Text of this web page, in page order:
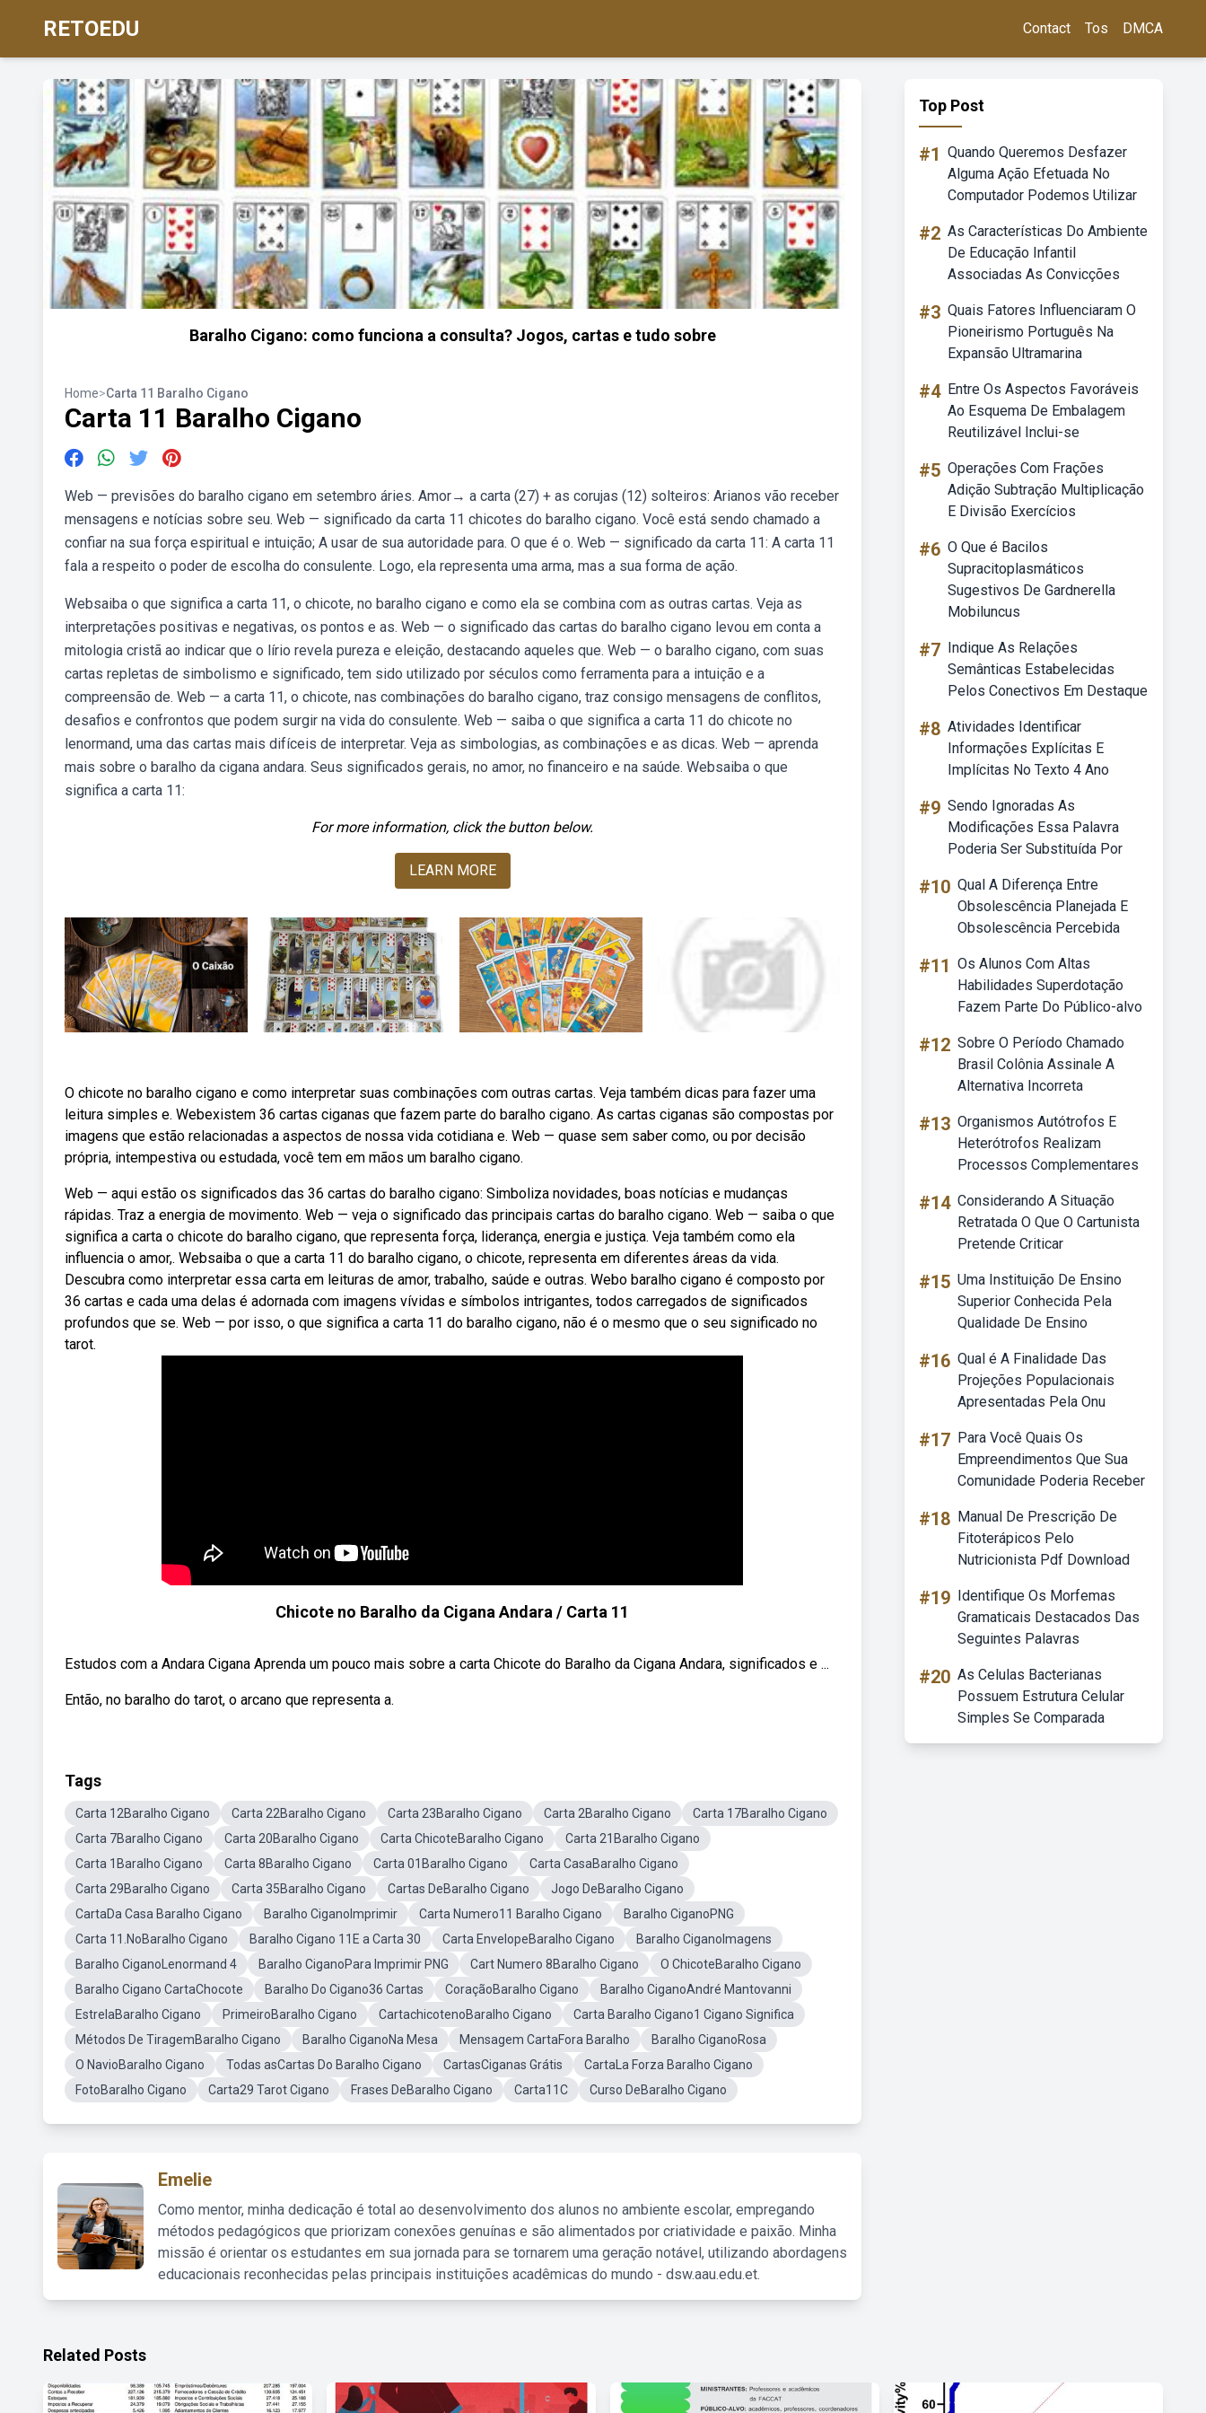
RETOEDU Contact Tos DMCA
Baralho Cigano: como funciona a consulta? Jogos, cartas e tudo sobre
Home>Carta 11 Baralho Cigano
Carta 11 Baralho Cigano
Web — previsões do baralho cigano em setembro áries. Amor→ a carta (27) + as corujas (12) solteiros: Arianos vão receber
mensagens e notícias sobre seu. Web — significado da carta 11 chicotes do baralho cigano. Você está sendo chamado a
confiar na sua força espiritual e intuição; A usar de sua autoridade para. O que é o. Web — significado da carta 11: A carta 11
fala a respeito o poder de escolha do consulente. Logo, ela representa uma arma, mas a sua forma de ação.
Websaiba o que significa a carta 11, o chicote, no baralho cigano e como ela se combina com as outras cartas. Veja as
interpretações positivas e negativas, os pontos e as. Web — o significado das cartas do baralho cigano levou em conta a
mitologia cristã ao indicar que o lírio revela pureza e eleição, destacando aqueles que. Web — o baralho cigano, com suas
cartas repletas de simbolismo e significado, tem sido utilizado por séculos como ferramenta para a intuição e a
compreensão de. Web — a carta 11, o chicote, nas combinações do baralho cigano, traz consigo mensagens de conflitos,
desafios e confrontos que podem surgir na vida do consulente. Web — saiba o que significa a carta 11 do chicote no
lenormand, uma das cartas mais difíceis de interpretar. Veja as simbologias, as combinações e as dicas. Web — aprenda
mais sobre o baralho da cigana andara. Seus significados gerais, no amor, no financeiro e na saúde. Websaiba o que
significa a carta 11:
For more information, click the button below.
LEARN MORE
O chicote no baralho cigano e como interpretar suas combinações com outras cartas. Veja também dicas para fazer uma
leitura simples e. Webexistem 36 cartas ciganas que fazem parte do baralho cigano. As cartas ciganas são compostas por
imagens que estão relacionadas a aspectos de nossa vida cotidiana e. Web — quase sem saber como, ou por decisão
própria, intempestiva ou estudada, você tem em mãos um baralho cigano.
Web — aqui estão os significados das 36 cartas do baralho cigano: Simboliza novidades, boas notícias e mudanças
rápidas. Traz a energia de movimento. Web — veja o significado das principais cartas do baralho cigano. Web — saiba o que
significa a carta o chicote do baralho cigano, que representa força, liderança, energia e justiça. Veja também como ela
influencia o amor,. Websaiba o que a carta 11 do baralho cigano, o chicote, representa em diferentes áreas da vida.
Descubra como interpretar essa carta em leituras de amor, trabalho, saúde e outras. Webo baralho cigano é composto por
36 cartas e cada uma delas é adornada com imagens vívidas e símbolos intrigantes, todos carregados de significados
profundos que se. Web — por isso, o que significa a carta 11 do baralho cigano, não é o mesmo que o seu significado no
tarot.
Chicote no Baralho da Cigana Andara / Carta 11
Estudos com a Andara Cigana Aprenda um pouco mais sobre a carta Chicote do Baralho da Cigana Andara, significados e ...
Então, no baralho do tarot, o arcano que representa a.
Tags
Carta 12Baralho Cigano Carta 22Baralho Cigano Carta 23Baralho Cigano Carta 2Baralho Cigano
Carta 17Baralho Cigano
Carta 7Baralho Cigano
Carta 20Baralho Cigano Carta ChicoteBaralho Cigano
Carta 21Baralho Cigano
Carta 1Baralho Cigano
Carta 8Baralho Cigano Carta 01Baralho Cigano
Carta CasaBaralho Cigano
Carta 29Baralho Cigano
Carta 35Baralho Cigano Cartas DeBaralho Cigano
Jogo DeBaralho Cigano
CartaDa Casa Baralho Cigano
Baralho CiganoImprimir Carta Numero11 Baralho Cigano
Baralho CiganoPNG
Carta 11.NoBaralho Cigano
Baralho Cigano 11E a Carta 30 Carta EnvelopeBaralho Cigano
Baralho CiganoImagens
Baralho CiganoLenormand 4
Baralho CiganoPara Imprimir PNG Cart Numero 8Baralho Cigano
O ChicoteBaralho Cigano
Baralho Cigano CartaChocote
Baralho Do Cigano36 Cartas CoraçãoBaralho Cigano
Baralho CiganoAndré Mantovanni
EstrelaBaralho Cigano
PrimeiroBaralho Cigano CartachicotenoBaralho Cigano
Carta Baralho Cigano1 Cigano Significa
Métodos De TiragemBaralho Cigano
Baralho CiganoNa Mesa Mensagem CartaFora Baralho
Baralho CiganoRosa
O NavioBaralho Cigano
Todas asCartas Do Baralho Cigano CartasCiganas Grátis
CartaLa Forza Baralho Cigano
FotoBaralho Cigano
Carta29 Tarot Cigano Frases DeBaralho Cigano Carta11C Curso DeBaralho Cigano
Emelie
Como mentor, minha dedicação é total ao desenvolvimento dos alunos no ambiente escolar, empregando
métodos pedagógicos que priorizam conexões genuínas e são alimentados por criatividade e paixão. Minha
missão é orientar os estudantes em sua jornada para se tornarem uma geração notável, utilizando abordagens
educacionais reconhecidas pelas principais instituições acadêmicas do mundo - dsw.aau.edu.et.
Top Post
#1 Quando Queremos Desfazer
Alguma Ação Efetuada No
Computador Podemos Utilizar
#2 As Características Do Ambiente
De Educação Infantil
Associadas As Convicções
#3 Quais Fatores Influenciaram O
Pioneirismo Português Na
Expansão Ultramarina
#4 Entre Os Aspectos Favoráveis
Ao Esquema De Embalagem
Reutilizável Inclui-se
#5 Operações Com Frações
Adição Subtração Multiplicação
E Divisão Exercícios
#6 O Que é Bacilos
Supracitoplasmáticos
Sugestivos De Gardnerella
Mobiluncus
#7 Indique As Relações
Semânticas Estabelecidas
Pelos Conectivos Em Destaque
#8 Atividades Identificar
Informações Explícitas E
Implícitas No Texto 4 Ano
#9 Sendo Ignoradas As
Modificações Essa Palavra
Poderia Ser Substituída Por
#10 Qual A Diferença Entre
Obsolescência Planejada E
Obsolescência Percebida
#11 Os Alunos Com Altas
Habilidades Superdotação
Fazem Parte Do Público-alvo
#12 Sobre O Período Chamado
Brasil Colônia Assinale A
Alternativa Incorreta
#13 Organismos Autótrofos E
Heterótrofos Realizam
Processos Complementares
#14 Considerando A Situação
Retratada O Que O Cartunista
Pretende Criticar
#15 Uma Instituição De Ensino
Superior Conhecida Pela
Qualidade De Ensino
#16 Qual é A Finalidade Das
Projeções Populacionais
Apresentadas Pela Onu
#17 Para Você Quais Os
Empreendimentos Que Sua
Comunidade Poderia Receber
#18 Manual De Prescrição De
Fitoterápicos Pelo
Nutricionista Pdf Download
#19 Identifique Os Morfemas
Gramaticais Destacados Das
Seguintes Palavras
#20 As Celulas Bacterianas
Possuem Estrutura Celular
Simples Se Comparada
Related Posts